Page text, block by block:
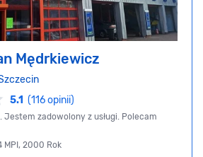
Mędrkiewicz
5.1 (116 opinii)
Jestem zadowolony z usługi. Polecam
MPI, 2000 Rok